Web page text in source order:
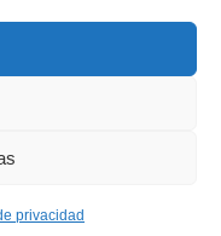
privacidad
| Todos los